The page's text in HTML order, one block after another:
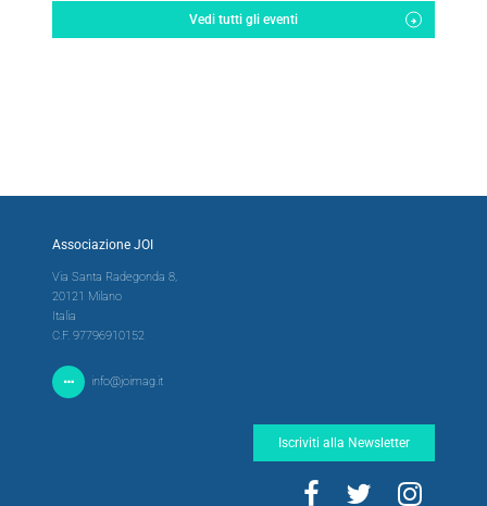
Vedi tutti gli eventi
Associazione JOI
Via Santa Radegonda 8,
20121 Milano
Italia
C.F. 97796910152
info@joimag.it
Iscriviti alla Newsletter